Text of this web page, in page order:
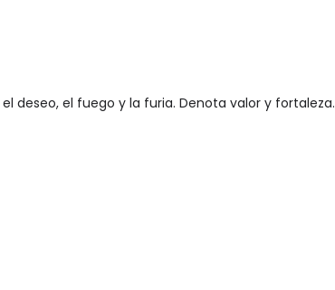
deseo, el fuego y la furia. Denota valor y fortaleza.